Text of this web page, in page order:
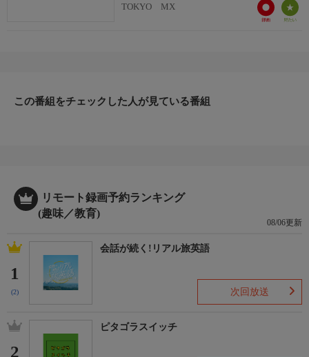
TOKYO MX
この番組をチェックした人が見ている番組
リモート録画予約ランキング
(趣味／教育)
08/06更新
1
(2)
会話が続く!リアル旅英語
次回放送
2
ピタゴラスイッチ